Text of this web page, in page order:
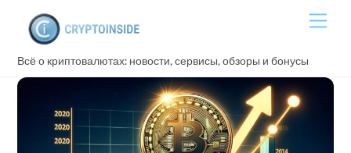
content
Всё о криптовалютах: новости, сервисы, обзоры и бонусы